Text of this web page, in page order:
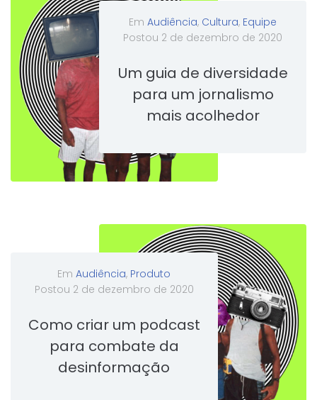
EmAudiência, Cultura, Equipe
Postou 2 de dezembro de 2020
Um guia de diversidade
para um jornalismo
mais acolhedor
EmAudiência, Produto
Postou 2 de dezembro de 2020
Como criar um podcast
para combate da
desinformação